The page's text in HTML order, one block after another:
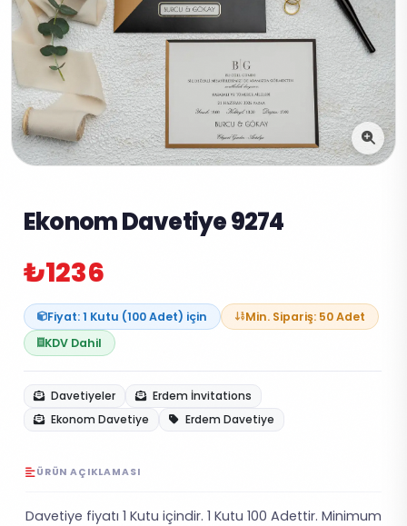
Ekonom Davetiye 9274
₺1236
Fiyat: 1 Kutu (100 Adet) için
Min. Sipariş: 50 Adet
KDV Dahil
Davetiyeler
Erdem İnvitations
Ekonom Davetiye
Erdem Davetiye
ÜRÜN AÇIKLAMASI
Davetiye fiyatı 1 Kutu içindir. 1 Kutu 100 Adettir. Minimum